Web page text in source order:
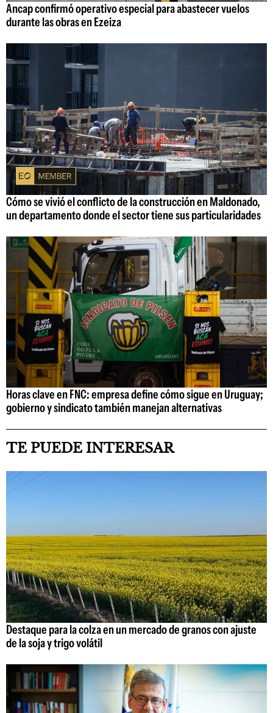
Ancap confirmó operativo especial para abastecer vuelos
durante las obras en Ezeiza
Cómo se vivió el conflicto de la construcción en Maldonado,
un departamento donde el sector tiene sus particularidades
Horas clave en FNC: empresa define cómo sigue en Uruguay;
gobierno y sindicato también manejan alternativas
TE PUEDE INTERESAR
Destaque para la colza en un mercado de granos con ajuste
de la soja y trigo volátil